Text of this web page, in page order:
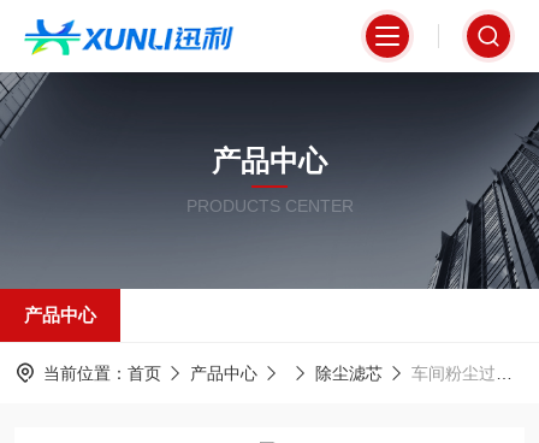
产品中心
PRODUCTS CENTER
产品中心
当前位置： 首页 产品中心 除尘滤芯 车间粉尘过滤器除尘滤筒PTFE覆膜滤芯3266